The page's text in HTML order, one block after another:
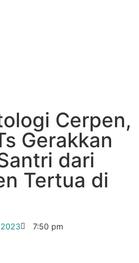
Cerpen,
Gerakkan
dari
Tertua di
7:50 pm